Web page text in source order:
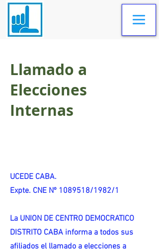
Llamado a
Elecciones
Internas
UCEDE CABA.
Expte. CNE Nº 1089518/1982/1
La UNION DE CENTRO DEMOCRATICO
DISTRITO CABA informa a todos sus
afiliados el llamado a elecciones a